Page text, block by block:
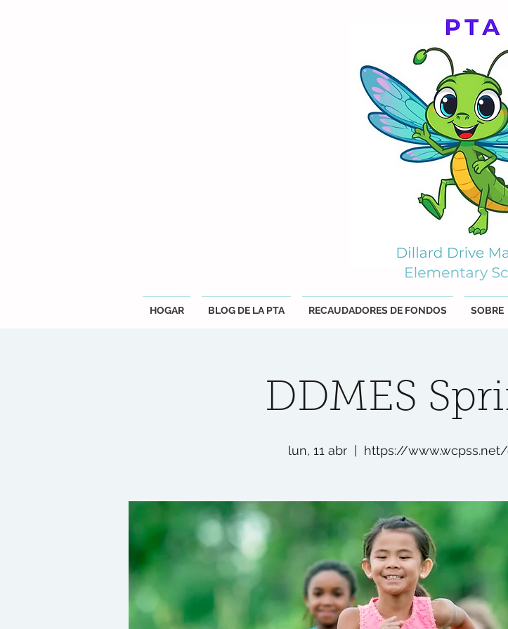
HOGAR BLOG DE LA PTA RECAUDADORES DE FONDOS SOBRE
DDMES
lun, 11 abr https://